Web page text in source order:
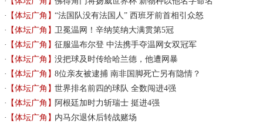
【体坛广角】“法国队没有法国人” 西班牙前首相引众怒
【体坛广角】卫冕温网！辛纳笑纳大满贯第5冠
【体坛广角】征服温布尔登 中法携手夺温网女双冠军
【体坛广角】没把球及时传给哈兰德，他遭网暴
【体坛广角】8位亲友被逮捕 南非国脚死亡另有隐情？
【体坛广角】世界排名前四的球队 全数闯进4强
【体坛广角】 阿根廷加时力斩瑞士 挺进4强
【体坛广角】内马尔退休后转战赌场